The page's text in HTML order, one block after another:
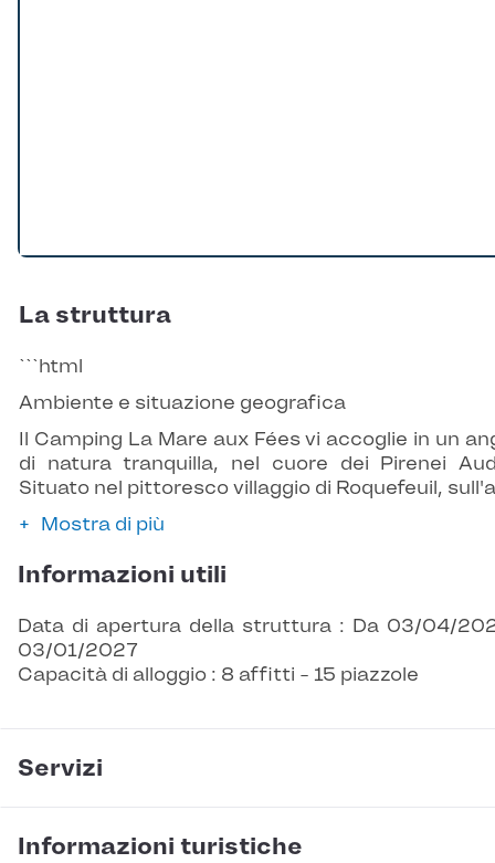
La struttura
```html
Ambiente e situazione geografica
Il Camping La Mare aux Fées vi accoglie in un
di natura tranquilla, nel cuore dei Pirenei
Situato nel pittoresco villaggio di Roquefeuil,
Mostra di più
Informazioni utili
Data di apertura della struttura : Da 03/04/
03/01/2027
Capacità di alloggio : 8 affitti - 15 piazzole
Servizi
Informazioni turistiche